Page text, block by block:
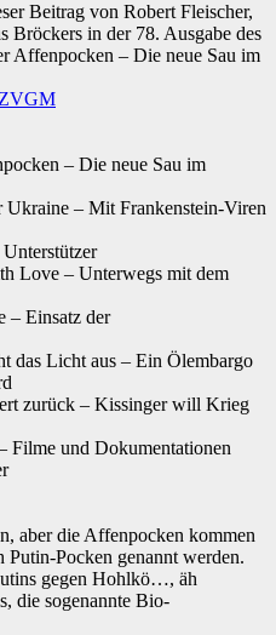
Beitrag von Robert Fleischer,
Bröckers in der 78. Ausgabe des
Affenpocken – Die neue Sau im
– Die neue Sau im
– Mit Frankenstein-Viren
Love – Unterwegs mit dem
– Einsatz der
das Licht aus – Ein Ölembargo
zurück – Kissinger will Krieg
Filme und Dokumentationen
aber die Affenpocken kommen
Putin-Pocken genannt werden.
gegen Hohlkö…, äh
die sogenannte Bio-